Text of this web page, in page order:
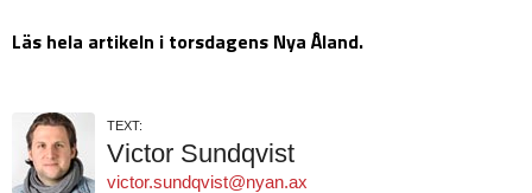
Läs hela artikeln i torsdagens Nya Åland.
TEXT:
Victor Sundqvist
victor.sundqvist@nyan.ax